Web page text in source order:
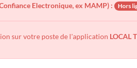
Electronique, ex MAMP) : Hors
sur votre poste de l'application LOCAL